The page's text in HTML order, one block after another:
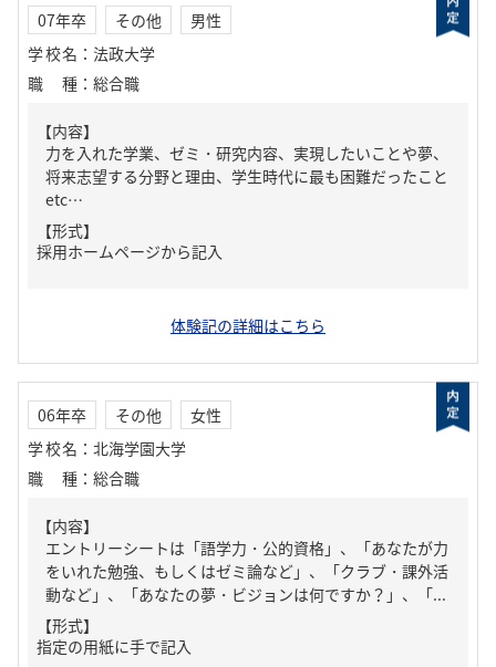
07年卒 その他
男性
学校名 ： 法政大学
職種 ： 総合職
【内容】
力を入れた学業、ゼミ・研究内容、実現したいことや夢、
将来志望する分野と理由、学生時代に最も困難だったこと
etc…
【形式】
採用ホームページから記入
体験記の詳細はこちら
06年卒 その他
女性
学校名 ： 北海学園大学
職種 ： 総合職
【内容】
エントリーシートは「語学力・公的資格」、「あなたが力
をいれた勉強、もしくはゼミ論など」、「クラブ・課外活
動など」、「あなたの夢・ビジョンは何ですか？」、「...
【形式】
指定の用紙に手で記入